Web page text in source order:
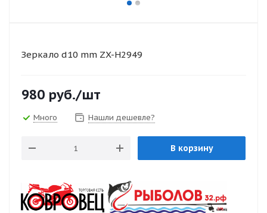
Зеркало d10 mm ZX-H2949
980 руб./шт
Много Нашли дешевле?
В корзину